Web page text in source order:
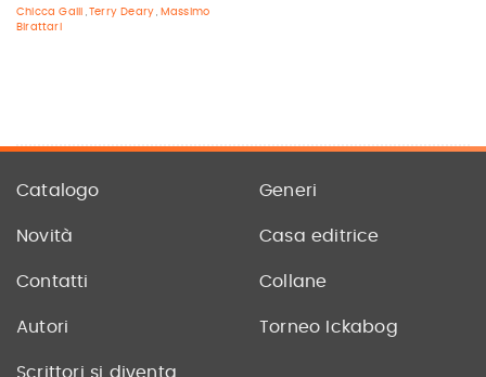
Chicca Galli , Terry Deary , Massimo
Birattari
Catalogo Generi
Novità Casa editrice
Contatti Collane
Autori Torneo Ickabog
Scrittori si diventa